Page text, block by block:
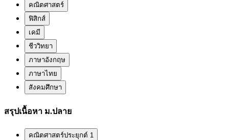
คณิตศาสตร์
ฟิสิกส์
เคมี
ชีววิทยา
ภาษาอังกฤษ
ภาษาไทย
สังคมศึกษา
สรุปเนื้อหา ม.ปลาย
คณิตศาสตร์ประยุกต์ 1